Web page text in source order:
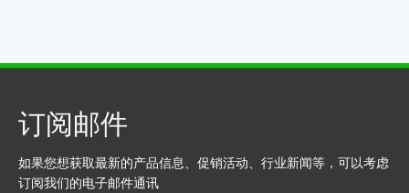
订阅邮件
如果您想获取最新的产品信息、促销活动、行业新闻等，可以考虑
订阅我们的电子邮件通讯